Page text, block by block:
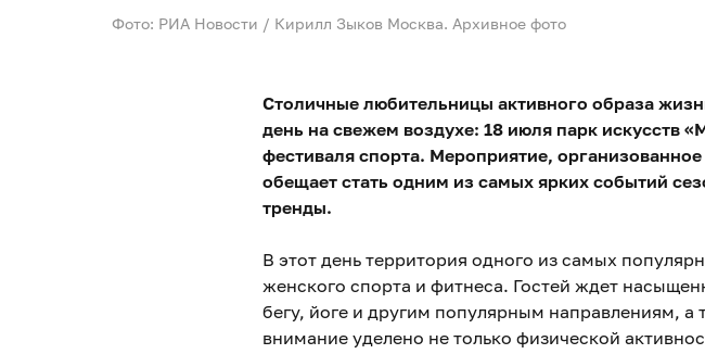
Фото: РИА Новости / Кирилл Зыков Москва. Архивное фото
Столичные любительницы активного образа
день на свежем воздухе: 18 июля парк искусств
фестиваля спорта. Мероприятие,
обещает стать одним из самых ярких событий
тренды.
В этот день территория одного из самых
женского спорта и фитнеса. Гостей ждет
бегу, йоге и другим популярным направлениям, а
внимание уделено не только физической